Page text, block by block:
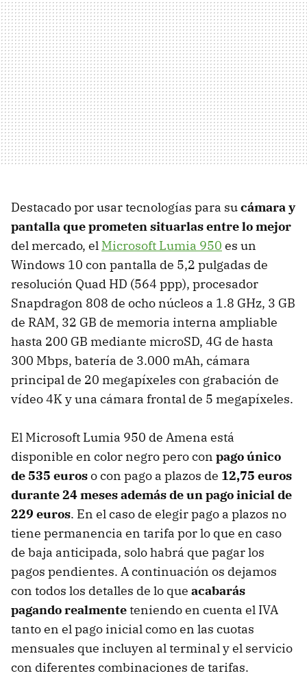
Destacado por usar tecnologías para sucámara y
pantalla que prometen situarlas entre lo mejor
del mercado, el Microsoft Lumia 950 es un
Windows 10 con pantalla de 5,2 pulgadas de
resolución Quad HD (564 ppp), procesador
Snapdragon 808 de ocho núcleos a 1.8 GHz, 3 GB
de RAM, 32 GB de memoria interna ampliable
hasta 200 GB mediante microSD, 4G de hasta
300 Mbps, batería de 3.000 mAh, cámara
principal de 20 megapíxeles con grabación de
vídeo 4K y una cámara frontal de 5 megapíxeles.
El Microsoft Lumia 950 de Amena está
disponible en color negro pero con pago único
de 535 euroso con pago a plazos de 12,75 euros
durante 24 meses además de un pago inicial de
229 euros. En el caso de elegir pago a plazos no
tiene permanencia en tarifa por lo que en caso
de baja anticipada, solo habrá que pagar los
pagos pendientes. A continuación os dejamos
con todos los detalles de lo que acabarás
pagando realmenteteniendo en cuenta el IVA
tanto en el pago inicial como en las cuotas
mensuales que incluyen al terminal y el servicio
con diferentes combinaciones de tarifas.